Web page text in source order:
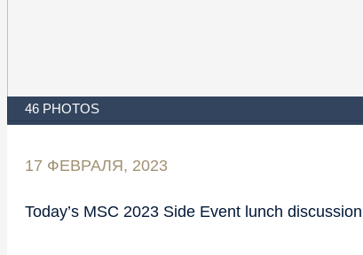
46 PHOTOS
17 ФЕВРАЛЯ, 2023
Today’s MSC 2023 Side Event lunch discussion